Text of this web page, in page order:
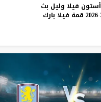
أستون فيلا وليل بث
قمة فيلا بارك